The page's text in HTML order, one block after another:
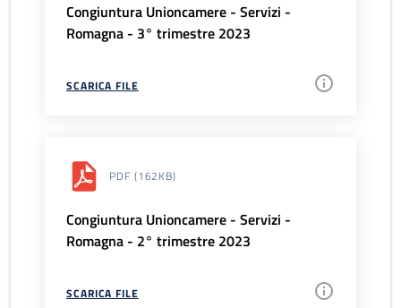
Congiuntura Unioncamere - Servizi -
Romagna - 3° trimestre 2023
SCARICA FILE
PDF (162KB)
Congiuntura Unioncamere - Servizi -
Romagna - 2° trimestre 2023
SCARICA FILE